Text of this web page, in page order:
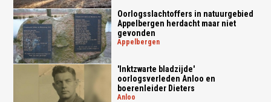
Oorlogsslachtoffers in natuurgebied
Appelbergen herdacht maar niet
gevonden
appelbergen
'Inktzwarte bladzijde'
oorlogsverleden Anloo en
boerenleider Dieters
anloo